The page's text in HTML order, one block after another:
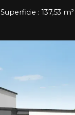
Superficie : 137,53 m²